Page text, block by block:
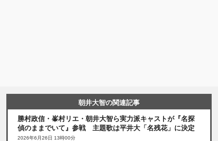
朝井大智の関連記事
勝村政信・峯村リエ・朝井大智ら実力派キャストが『名探
偵のままでいて』参戦 主題歌は平井大「名残花」に決定
2026年6月26日 13時00分